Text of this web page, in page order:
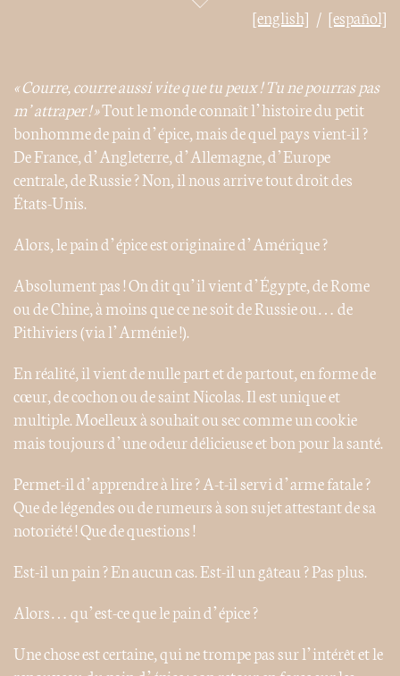
[english] [español]
« Courre, courre aussi vite que tu peux ! Tu ne pourras pas
m’attraper ! »Tout le monde connaît l’histoire du petit
bonhomme de pain d’épice, mais de quel pays vient-il ?
De France, d’Angleterre, d’Allemagne, d’Europe
centrale, de Russie ? Non, il nous arrive tout droit des
États-Unis.
Alors, le pain d’épice est originaire d’Amérique ?
Absolument pas ! On dit qu’il vient d’Égypte, de Rome
ou de Chine, à moins que ce ne soit de Russie ou… de
Pithiviers (via l’Arménie !).
En réalité, il vient de nulle part et de partout, en forme de
cœur, de cochon ou de saint Nicolas. Il est unique et
multiple. Moelleux à souhait ou sec comme un cookie
mais toujours d’une odeur délicieuse et bon pour la santé.
Permet-il d’apprendre à lire ? A-t-il servi d’arme fatale ?
Que de légendes ou de rumeurs à son sujet attestant de sa
notoriété ! Que de questions !
Est-il un pain ? En aucun cas. Est-il un gâteau ? Pas plus.
Alors… qu’est-ce que le pain d’épice ?
Une chose est certaine, qui ne trompe pas sur l’intérêt et le